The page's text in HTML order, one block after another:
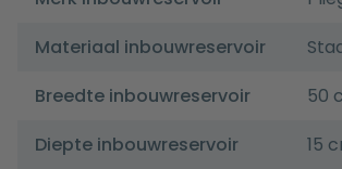
Materiaal inbouwreservoir
Breedte inbouwreservoir
50
Diepte inbouwreservoir
15